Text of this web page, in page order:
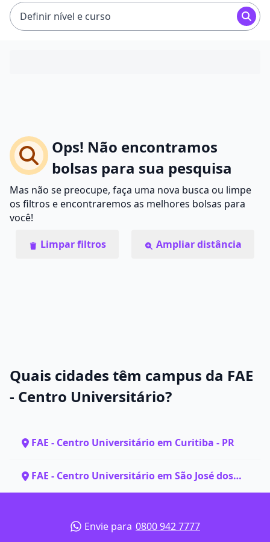
Definir nível e curso
Ops! Não encontramos
bolsas para sua pesquisa
Mas não se preocupe, faça uma nova busca ou limpe
os filtros e encontraremos as melhores bolsas para
você!
Limpar filtros
Ampliar distância
Quais cidades têm campus da FAE
- Centro Universitário?
FAE - Centro Universitário em Curitiba - PR
FAE - Centro Universitário em São José dos
Pinhais - PR
Envie para 0800 942 7777